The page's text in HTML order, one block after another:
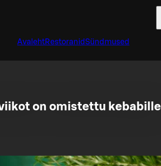
AvalehtRestoranidSündmused
on omistettu kebabille